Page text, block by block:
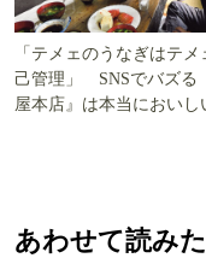
「テメェのうなぎはテメ
己管理」 SNSでバズる
屋本店』は本当においし
あわせて読み